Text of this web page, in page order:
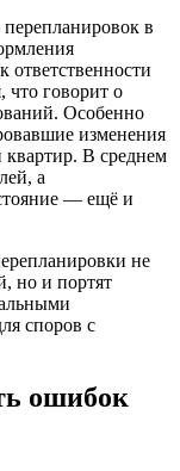
в
ответственности
что говорит о
Особенно
изменения
В среднем
а
— ещё и
не
но и портят
споров с
ошибок